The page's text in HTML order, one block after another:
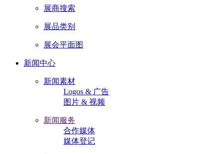
展商搜索
展品类别
展会平面图
新闻中心
新闻素材
Logos & 广告
图片 & 视频
新闻服务
合作媒体
媒体登记